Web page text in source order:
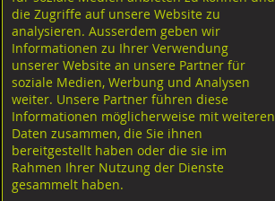
ohne Auflage
Diverse Ausführungen ohne
Auflage
die Zugriffe auf unsere Website zu
analysieren. Ausserdem geben wir
Informationen zu Ihrer Verwendung
unserer Website an unsere Partner für
soziale Medien, Werbung und Analysen
weiter. Unsere Partner führen diese
Informationen möglicherweise mit weiteren
Daten zusammen, die Sie ihnen
bereitgestellt haben oder die sie im
Rahmen Ihrer Nutzung der Dienste
gesammelt haben.